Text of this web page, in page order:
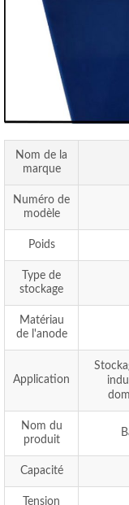
Nom de la
marque
Numéro de
modèle
Poids
Type de
stockage
Matériau
de l'anode
Application
Nom du
produit
Capacité
Tension